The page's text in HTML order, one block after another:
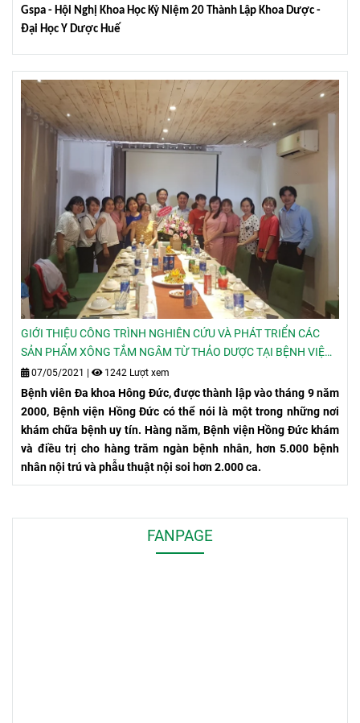
Gspa - Hội Nghị Khoa Học Kỷ Niệm 20 Thành Lập Khoa Dược -
Đại Học Y Dược Huế
GIỚI THIỆU CÔNG TRÌNH NGHIÊN CỨU VÀ PHÁT TRIỂN CÁC
SẢN PHẨM XÔNG TẮM NGÂM TỪ THẢO DƯỢC TẠI BỆNH VIỆN
ĐA KHOA HỒNG ĐỨC
07/05/2021 1242 Lượt xem
Bệnh viên Đa khoa Hông Đức, được thành lập vào tháng 9 năm
2000, Bệnh viện Hồng Đức có thể nói là một trong những nơi
khám chữa bệnh uy tín. Hàng năm, Bệnh viện Hồng Đức khám
và điều trị cho hàng trăm ngàn bệnh nhân, hơn 5.000 bệnh
nhân nội trú và phẫu thuật nội soi hơn 2.000 ca.
FANPAGE